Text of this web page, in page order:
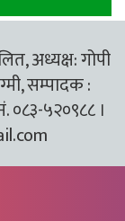
अध्यक्ष: गोपी
सम्पादक :
०८३-५२०९८८ ।